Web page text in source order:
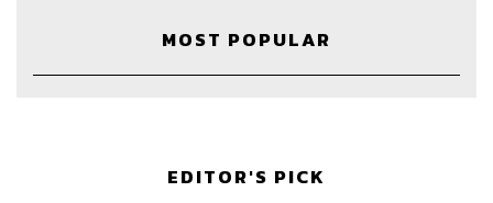
MOST POPULAR
EDITOR'S PICK